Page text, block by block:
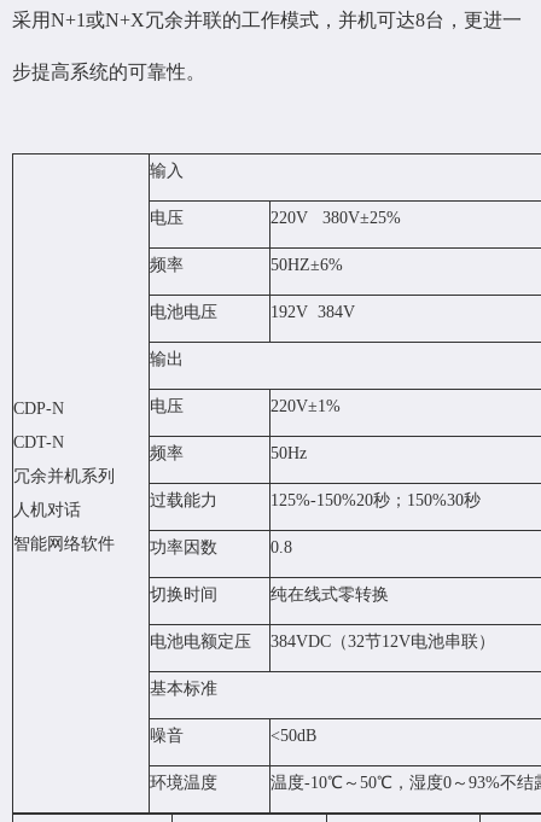
采用N+1或N+X冗余并联的工作模式，并机可达8台，更进一
步提高系统的可靠性。
CDP-N
CDT-N
冗余并机系列
人机对话
智能网络软件
输入
电压 220V 380V±25%
频率 50HZ±6%
电池电压 192V 384V
输出
电压 220V±1%
频率 50Hz
过载能力 125%-150%20秒；150%30秒
功率因数 0.8
切换时间 纯在线式零转换
电池电额定压 384VDC（32节12V电池串联）
基本标准
噪音 <50dB
环境温度 温度-10℃～50℃，湿度0～93%不结